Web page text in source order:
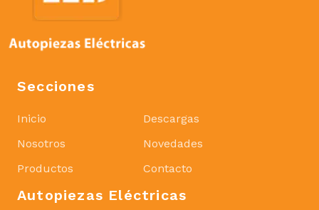
Secciones
Inicio
Nosotros
Productos
Descargas
Novedades
Contacto
Autopiezas Eléctricas